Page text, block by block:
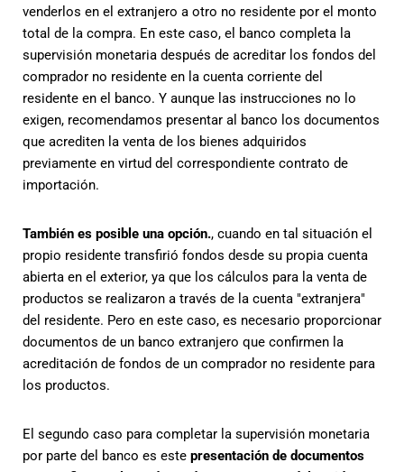
venderlos en el extranjero a otro no residente por el monto
total de la compra. En este caso, el banco completa la
supervisión monetaria después de acreditar los fondos del
comprador no residente en la cuenta corriente del
residente en el banco. Y aunque las instrucciones no lo
exigen, recomendamos presentar al banco los documentos
que acrediten la venta de los bienes adquiridos
previamente en virtud del correspondiente contrato de
importación.
También es posible una opción., cuando en tal situación el
propio residente transfirió fondos desde su propia cuenta
abierta en el exterior, ya que los cálculos para la venta de
productos se realizaron a través de la cuenta "extranjera"
del residente. Pero en este caso, es necesario proporcionar
documentos de un banco extranjero que confirmen la
acreditación de fondos de un comprador no residente para
los productos.
El segundo caso para completar la supervisión monetaria
por parte del banco es este presentación de documentos